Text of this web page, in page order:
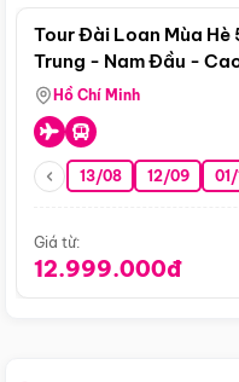
Tour Đài Loan Mùa
Trung - Nam Đầu -
Hồ Chí Minh
13/08 12/09 01/
Giá từ:
12.999.000đ